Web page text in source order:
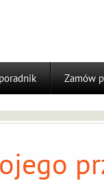
Zamów